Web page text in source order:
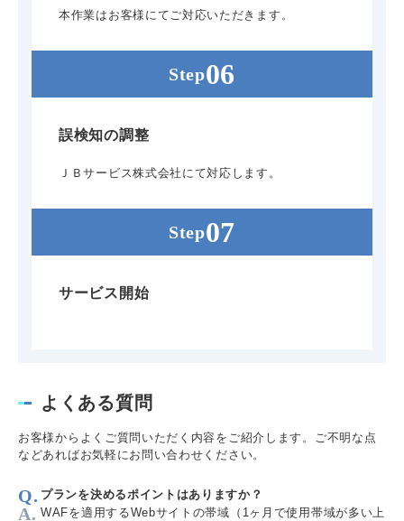
本作業はお客様にてご対応いただきます。
誤検知の調整
ＪＢサービス株式会社にて対応します。
サービス開始
よくある質問
お客様からよくご質問いただく内容をご紹介します。ご不明な点
などあればお気軽にお問い合わせください。
プランを決めるポイントはありますか？
WAFを適用するWebサイトの帯域（1ヶ月で使用帯域が多い上